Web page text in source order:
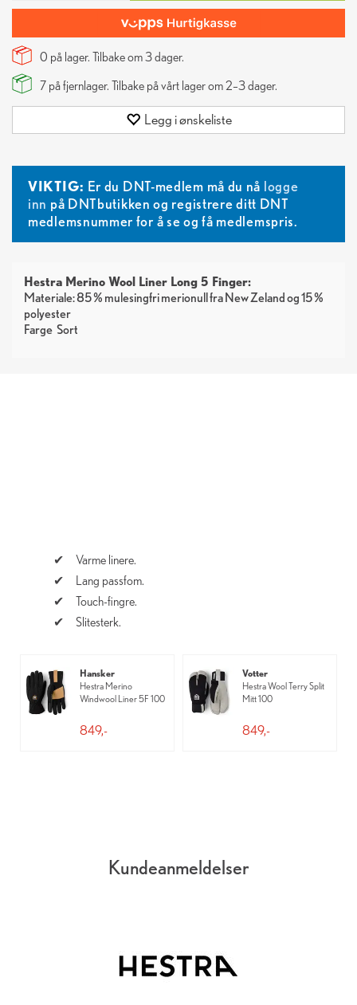
0 på lager. Tilbake om3dager.
7 på fjernlager. Tilbake på vårt lager om 2–3 dager.
Legg i ønskeliste
VIKTIG: Er du DNT-medlem må du nå logge
inn på DNTbutikken og registrere ditt DNT
medlemsnummer for å se og få medlemspris.
Hestra Merino Wool Liner Long 5 Finger:
Materiale: 85 % mulesingfri merionull fra New Zeland og 15 %
polyester
Farge Sort
Varme linere.
Lang passfom.
Touch-fingre.
Slitesterk.
Hansker
Hestra Merino
Windwool Liner 5F 100
849,-
Votter
Hestra Wool Terry Split
Mitt 100
849,-
Kundeanmeldelser